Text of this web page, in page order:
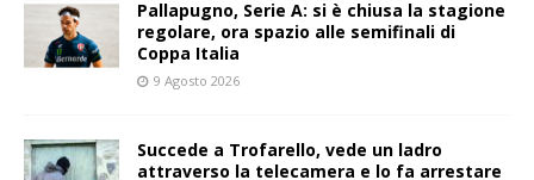
Pallapugno, Serie A: si è chiusa la stagione
regolare, ora spazio alle semifinali di
Coppa Italia
9 Agosto 2026
Succede a Trofarello, vede un ladro
attraverso la telecamera e lo fa arrestare